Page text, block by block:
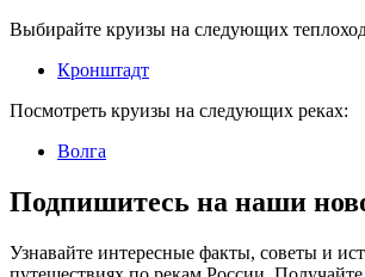
Выбирайте круизы на следующих
Кронштадт
Посмотреть круизы на следующих реках:
Волга
Подпишитесь на наши
Узнавайте интересные факты, советы и